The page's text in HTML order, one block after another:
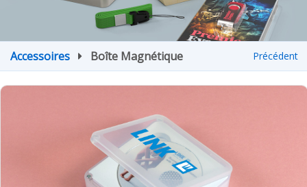
Accessoires Boîte Magnétique Précédent